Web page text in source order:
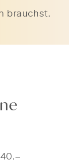
brauchst.